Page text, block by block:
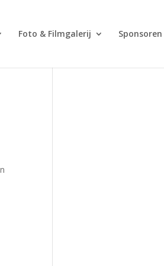
Foto & Filmgalerij Sponsoren